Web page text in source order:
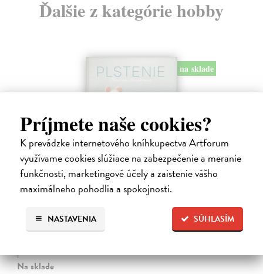
Príjmete naše cookies?
K prevádzke internetového kníhkupectva Artforum
využívame cookies slúžiace na zabezpečenie a meranie
funkčnosti, marketingové účely a zaistenie vášho
maximálneho pohodlia a spokojnosti.
SÚHLASÍM
NASTAVENIA
Ďalšie z kategórie hobby
na sklade
Plstenie. Návody na celý rok
Ponorte sa do sveta vlny a vlastnoručne vyrobených plstených
vecičiek. Kniha obsahuje informácie o druhoch vlny a potrebných
plstenia.
Na sklade